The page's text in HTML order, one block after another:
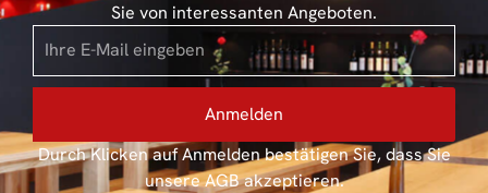
Sie von interessanten Angeboten.
Anmelden
Durch Klicken auf Anmelden bestätigen Sie, dass Sie
unsere AGB akzeptieren.